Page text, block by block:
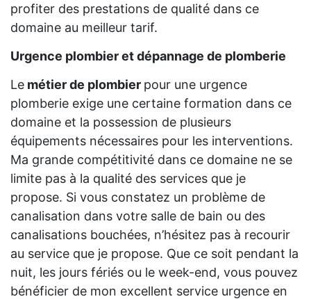
profiter des prestations de qualité dans ce
domaine au meilleur tarif.
Urgence plombier et dépannage de plomberie
Le métier de plombier pour une urgence
plomberie exige une certaine formation dans ce
domaine et la possession de plusieurs
équipements nécessaires pour les interventions.
Ma grande compétitivité dans ce domaine ne se
limite pas à la qualité des services que je
propose. Si vous constatez un problème de
canalisation dans votre salle de bain ou des
canalisations bouchées, n’hésitez pas à recourir
au service que je propose. Que ce soit pendant la
nuit, les jours fériés ou le week-end, vous pouvez
bénéficier de mon excellent service urgence en